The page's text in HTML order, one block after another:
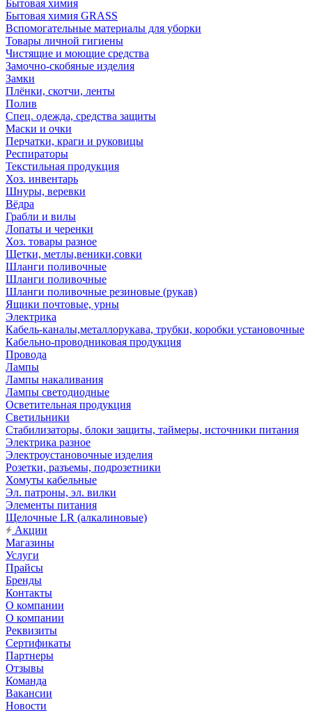
Бытовая химия
Бытовая химия GRASS
Вспомогательные материалы для уборки
Товары личной гигиены
Чистящие и моющие средства
Замочно-скобяные изделия
Замки
Плёнки, скотчи, ленты
Полив
Спец. одежда, средства защиты
Маски и очки
Перчатки, краги и руковицы
Респираторы
Текстильная продукция
Хоз. инвентарь
Шнуры, веревки
Вёдра
Грабли и вилы
Лопаты и черенки
Хоз. товары разное
Щетки, метлы,веники,совки
Шланги поливочные
Шланги поливочные
Шланги поливочные резиновые (рукав)
Ящики почтовые, урны
Электрика
Кабель-каналы,металлорукава, трубки, коробки установочные
Кабельно-проводниковая продукция
Провода
Лампы
Лампы накаливания
Лампы светодиодные
Осветительная продукция
Светильники
Стабилизаторы, блоки защиты, таймеры, источники питания
Электрика разное
Электроустановочные изделия
Розетки, разъемы, подрозетники
Хомуты кабельные
Эл. патроны, эл. вилки
Элементы питания
Щелочные LR (алкалиновые)
Акции
Магазины
Услуги
Прайсы
Бренды
Контакты
О компании
О компании
Реквизиты
Сертификаты
Партнеры
Отзывы
Команда
Вакансии
Новости